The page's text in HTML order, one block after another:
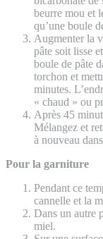
beurre mou et
qu’une boule
Augmenter la
pâte soit lisse
boule de pâte
torchon et
minutes.
« chaud » ou
Après 45
Mélangez et
à nouveau
Pour la garniture
Pendant ce
cannelle et la
Dans un autre
miel.